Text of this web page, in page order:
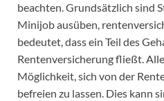
beachten. Grundsätzlich sind
Minijob ausüben,
bedeutet, dass ein Teil des
Rentenversicherung fließt.
Möglichkeit, sich von der
befreien zu lassen. Dies kann